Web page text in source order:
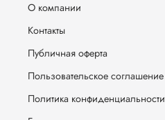
О компании
Контакты
Публичная оферта
Пользовательское соглашение
Политика конфиденциальности